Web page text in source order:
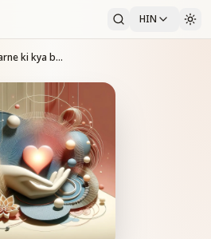
HIN
Tu Saath Hai to darne ki kya baat hai